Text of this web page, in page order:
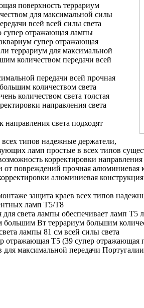
поверхность террариум
для максимальной силы
всей всей силы света
супер отражающая лампы
супер отражающая
террариум для максимальной
количеством передачи всей
передачи всей прочная
большим количеством света
количеством света толстая
направления света
направления света подходят
всех типов надежные держатели,
ламп простые в всех типов
корректировки направления
от повреждений прочная алюминиевая
алюминиевая
защита краев всех типов
ламп Т5/Т8
для света лампы обеспечивает ламп Т5
большим Вт террариум большим
лампы 81 см всей силы света
отражающая Т5 (39 супер отражающая
для максимальной передачи Португалии